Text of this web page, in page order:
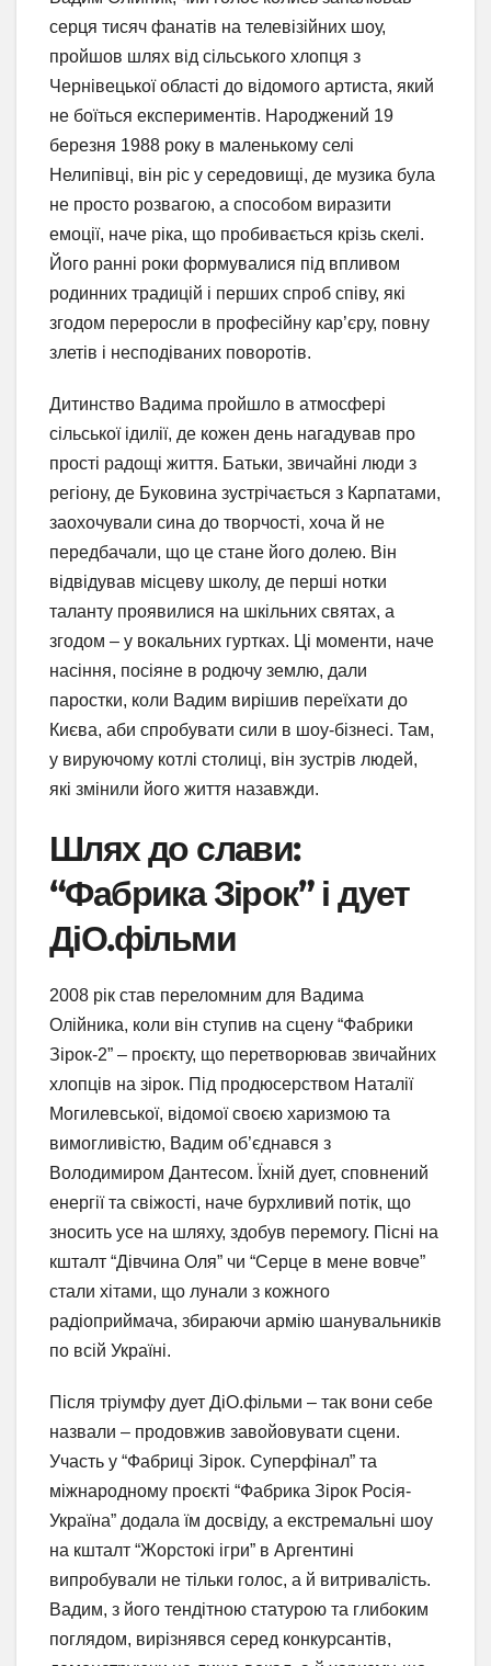
серця тисяч фанатів на телевізійних шоу,
пройшов шлях від сільського хлопця з
Чернівецької області до відомого артиста, який
не боїться експериментів. Народжений 19
березня 1988 року в маленькому селі
Нелипівці, він ріс у середовищі, де музика була
не просто розвагою, а способом виразити
емоції, наче ріка, що пробивається крізь скелі.
Його ранні роки формувалися під впливом
родинних традицій і перших спроб співу, які
згодом переросли в професійну кар’єру, повну
злетів і несподіваних поворотів.
Дитинство Вадима пройшло в атмосфері
сільської ідилії, де кожен день нагадував про
прості радощі життя. Батьки, звичайні люди з
регіону, де Буковина зустрічається з Карпатами,
заохочували сина до творчості, хоча й не
передбачали, що це стане його долею. Він
відвідував місцеву школу, де перші нотки
таланту проявилися на шкільних святах, а
згодом – у вокальних гуртках. Ці моменти, наче
насіння, посіяне в родючу землю, дали
паростки, коли Вадим вирішив переїхати до
Києва, аби спробувати сили в шоу-бізнесі. Там,
у вируючому котлі столиці, він зустрів людей,
які змінили його життя назавжди.
Шлях до слави:
“Фабрика Зірок” і дует
ДіО.фільми
2008 рік став переломним для Вадима
Олійника, коли він ступив на сцену “Фабрики
Зірок-2” – проєкту, що перетворював звичайних
хлопців на зірок. Під продюсерством Наталії
Могилевської, відомої своєю харизмою та
вимогливістю, Вадим об’єднався з
Володимиром Дантесом. Їхній дует, сповнений
енергії та свіжості, наче бурхливий потік, що
зносить усе на шляху, здобув перемогу. Пісні на
кшталт “Дівчина Оля” чи “Серце в мене вовче”
стали хітами, що лунали з кожного
радіоприймача, збираючи армію шанувальників
по всій Україні.
Після тріумфу дует ДіО.фільми – так вони себе
назвали – продовжив завойовувати сцени.
Участь у “Фабриці Зірок. Суперфінал” та
міжнародному проєкті “Фабрика Зірок Росія-
Україна” додала їм досвіду, а екстремальні шоу
на кшталт “Жорстокі ігри” в Аргентині
випробували не тільки голос, а й витривалість.
Вадим, з його тендітною статурою та глибоким
поглядом, вирізнявся серед конкурсантів,